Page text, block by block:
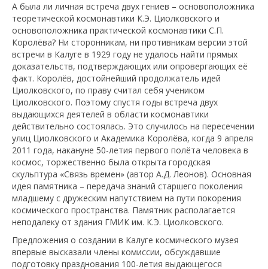
А была ли личная встреча двух гениев – основоположника
теоретической космонавтики К.Э. Циолковского и
основоположника практической космонавтики С.П.
Королёва? Ни сторонникам, ни противникам версии этой
встречи в Калуге в 1929 году не удалось найти прямых
доказательств, подтверждающих или опровергающих её
факт. Королёв, достойнейший продолжатель идей
Циолковского, по праву считал себя учеником
Циолковского. Поэтому спустя годы встреча двух
выдающихся деятелей в области космонавтики
действительно состоялась. Это случилось на пересечении
улиц Циолковского и Академика Королёва, когда 9 апреля
2011 года, накануне 50-летия первого полёта человека в
космос, торжественно была открыта городская
скульптура «Связь времен» (автор А.Д. Леонов). Основная
идея памятника – передача знаний старшего поколения
младшему с дружеским напутствием на пути покорения
космического пространства. Памятник располагается
неподалеку от здания ГМИК им. К.Э. Циолковского.
Предложения о создании в Калуге космического музея
впервые высказали члены комиссии, обсуждавшие
подготовку празднования 100-летия выдающегося